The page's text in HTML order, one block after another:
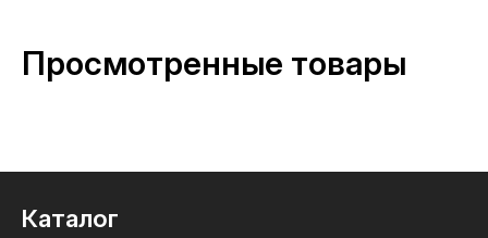
Просмотренные товары
Каталог